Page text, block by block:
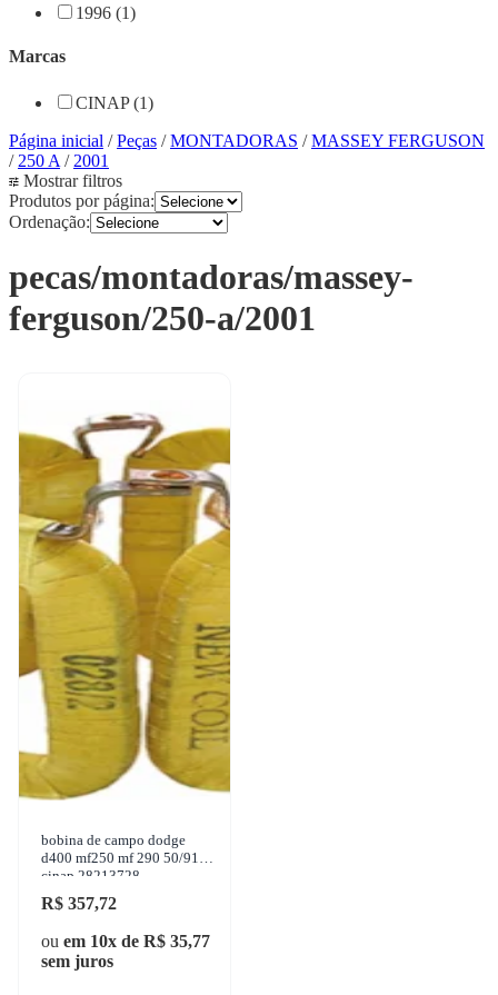
1996 (1)
Marcas
CINAP (1)
Página inicial /Peças /MONTADORAS /MASSEY FERGUSON
/ 250 A / 2001
Mostrar filtros
Produtos por página:
Ordenação:
pecas/montadoras/massey-
ferguson/250-a/2001
bobina de campo dodge
d400 mf250 mf 290 50/91
cinap 28213728
R$ 357,72
ou em 10x de R$ 35,77
sem juros